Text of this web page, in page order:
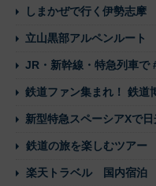
しまかぜで行く伊勢志摩
立山黒部アルペンルート
JR・新幹線・特急列車で
鉄道ファン集まれ！ 鉄道
新型特急スペーシアXで
鉄道の旅を楽しむツアー
楽天トラベル 国内宿泊